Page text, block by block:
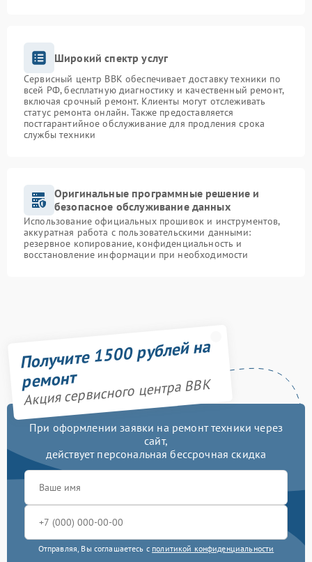
Широкий спектр услуг
Сервисный центр BBK обеспечивает доставку техники по
всей РФ, бесплатную диагностику и качественный ремонт,
включая срочный ремонт. Клиенты могут отслеживать
статус ремонта онлайн. Также предоставляется
постгарантийное обслуживание для продления срока
службы техники
Оригинальные программные решение и
безопасное обслуживание данных
Использование официальных прошивок и инструментов,
аккуратная работа с пользовательскими данными:
резервное копирование, конфиденциальность и
восстановление информации при необходимости
Получите 1500 рублей на
ремонт
Акция сервисного центра BBK
При оформлении заявки на ремонт техники через
сайт,
действует персональная бессрочная скидка
Отправляя, Вы соглашаетесь с политикой конфиденциальности